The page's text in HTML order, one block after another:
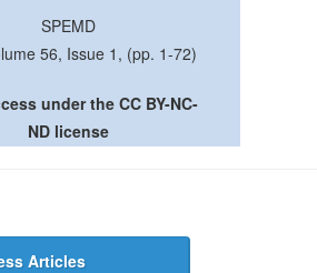
SPEMD
56, Issue 1, (pp. 1-72)
under the CC BY-NC-
ND license
Articles